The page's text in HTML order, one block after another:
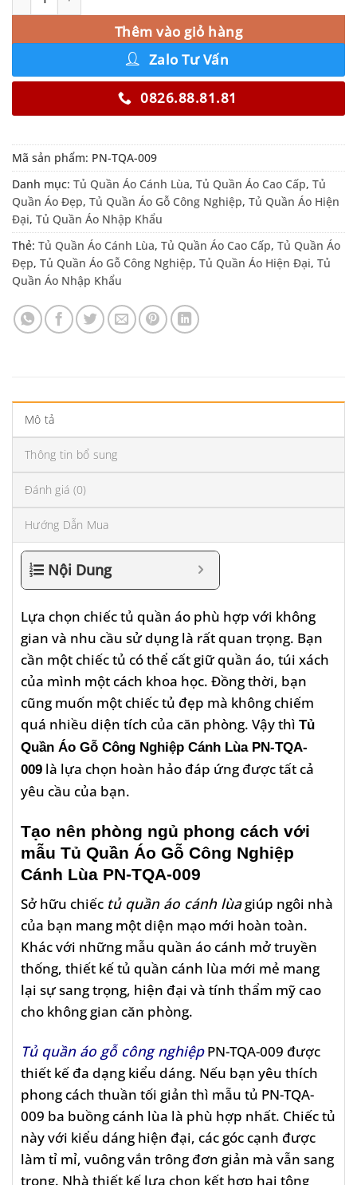
Thêm vào giỏ hàng
Zalo Tư Vấn
0826.88.81.81
Mã sản phẩm: PN-TQA-009
Danh mục: Tủ Quần Áo Cánh Lùa, Tủ Quần Áo Cao Cấp, Tủ
Quần Áo Đẹp, Tủ Quần Áo Gỗ Công Nghiệp, Tủ Quần Áo Hiện
Đại, Tủ Quần Áo Nhập Khẩu
Thẻ: Tủ Quần Áo Cánh Lùa, Tủ Quần Áo Cao Cấp, Tủ Quần Áo
Đẹp, Tủ Quần Áo Gỗ Công Nghiệp, Tủ Quần Áo Hiện Đại, Tủ
Quần Áo Nhập Khẩu
Mô tả
Thông tin bổ sung
Đánh giá (0)
Hướng Dẫn Mua
Nội Dung
Lựa chọn chiếc tủ quần áo phù hợp với không
gian và nhu cầu sử dụng là rất quan trọng. Bạn
cần một chiếc tủ có thể cất giữ quần áo, túi xách
của mình một cách khoa học. Đồng thời, bạn
cũng muốn một chiếc tủ đẹp mà không chiếm
quá nhiều diện tích của căn phòng. Vậy thì Tủ
Quần Áo Gỗ Công Nghiệp Cánh Lùa PN-TQA-
009 là lựa chọn hoàn hảo đáp ứng được tất cả
yêu cầu của bạn.
Tạo nên phòng ngủ phong cách với
mẫu Tủ Quần Áo Gỗ Công Nghiệp
Cánh Lùa PN-TQA-009
Sở hữu chiếc tủ quần áo cánh lùagiúp ngôi nhà
của bạn mang một diện mạo mới hoàn toàn.
Khác với những mẫu quần áo cánh mở truyền
thống, thiết kế tủ quần cánh lùa mới mẻ mang
lại sự sang trọng, hiện đại và tính thẩm mỹ cao
cho không gian căn phòng.
Tủ quần áo gỗ công nghiệpPN-TQA-009 được
thiết kế đa dạng kiểu dáng. Nếu bạn yêu thích
phong cách thuần tối giản thì mẫu tủ PN-TQA-
009 ba buồng cánh lùa là phù hợp nhất. Chiếc tủ
này với kiểu dáng hiện đại, các góc cạnh được
làm tỉ mỉ, vuông vắn trông đơn giản mà vẫn sang
trọng. Nhà thiết kế lựa chọn kết hợp hai tông